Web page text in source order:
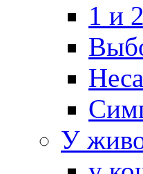
1 и
У